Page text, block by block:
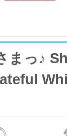
まっ♪